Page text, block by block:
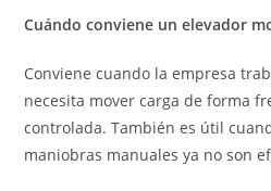
Cuándo conviene un elevador
Conviene cuando la empresa
necesita mover carga de forma
controlada. También es útil
maniobras manuales ya no son